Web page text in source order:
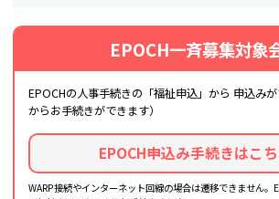
EPOCH一斉募集対象
EPOCHの人事手続きの「福祉申込」から 申込みが
からお手続きができます）
EPOCH申込み手続きはこ
WARP接続やインターネット回線の場合は遷移できません。